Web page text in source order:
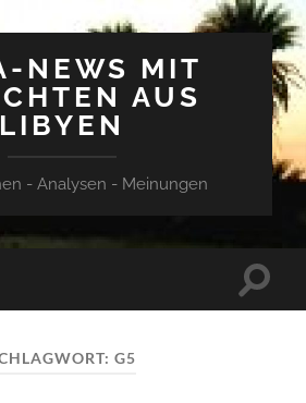
NEWS MIT
AUS
LIBYEN
- Analysen - Meinungen
G5